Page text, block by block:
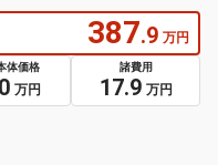
387.9 万円
体価格
万円
諸費用
17.9 万円